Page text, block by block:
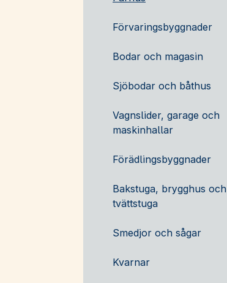
Förvaringsbyggnader
Bodar och magasin
Sjöbodar och båthus
Vagnslider, garage och
maskinhallar
Förädlingsbyggnader
Bakstuga, brygghus och
tvättstuga
Smedjor och sågar
Kvarnar